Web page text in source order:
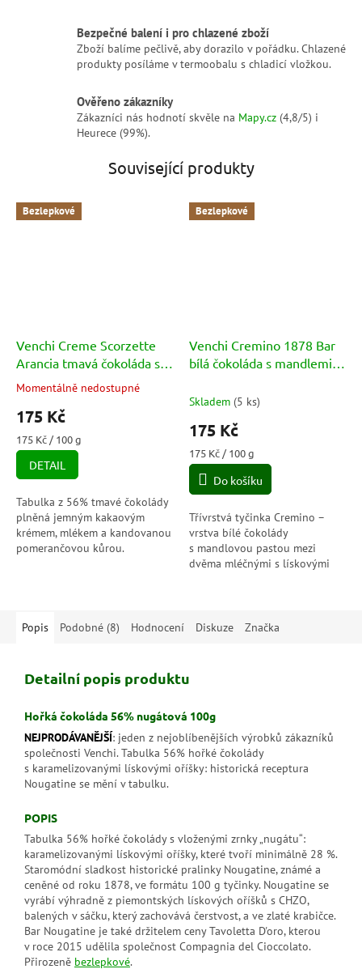
Bezpečné balení i pro chlazené zboží
Zboží balíme pečlivě, aby dorazilo v pořádku. Chlazené
produkty posíláme v termoobalu s chladicí vložkou.
Ověřeno zákazníky
Zákazníci nás hodnotí skvěle na Mapy.cz (4,8/5) i
Heurece (99%).
Související produkty
Bezlepkové
Venchi Creme Scorzette
Arancia tmavá čokoláda s
kandovanou
pomerančovou kůrou 100g
Průměrné
hodnocení
produktu
je
5,0
5
hvězdiček.
Momentálně nedostupné
175 Kč
Měrná
cena:
175 Kč / 100 g
DETAIL
Tabulka z 56% tmavé čokolády
plněná jemným kakaovým
krémem, mlékem a kandovanou
pomerančovou kůrou.
Bezlepkové
Venchi Cremino 1878 Bar
bílá čokoláda s mandlemi
100g
Skladem (5 ks)
175 Kč
Měrná
cena:
175 Kč / 100 g
Do košíku
Třívrstvá tyčinka Cremino –
vrstva bílé čokolády
s mandlovou pastou mezi
dvěma mléčnými s lískovými
piedmontské...
Popis Podobné (8) Hodnocení Diskuze Značka
Detailní popis produktu
Hořká čokoláda 56% nugátová 100g
NEJPRODÁVANĚJŠÍ: jeden z nejoblíbenějších výrobků zákazníků
společnosti Venchi. Tabulka 56% hořké čokolády
s karamelizovanými lískovými oříšky: historická receptura
Nougatine se mění v tabulku.
POPIS
Tabulka 56% hořké čokolády s vloženými zrnky „nugátu“:
karamelizovanými lískovými oříšky, které tvoří minimálně 28 %.
Staromódní sladkost historické pralinky Nougatine, známé a
ceněné od roku 1878, ve formátu 100 g tyčinky. Nougatine se
vyrábí výhradně z piemontských lískových oříšků s CHZO,
balených v sáčku, který zachovává čerstvost, a ve zlaté krabičce.
Bar Nougatine je také držitelem ceny Tavoletta D'oro, kterou
v roce 2015 udělila společnost Compagnia del Cioccolato.
Přirozeně bezlepkové.